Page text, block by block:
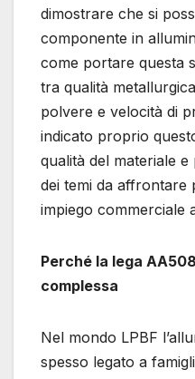
dimostrare che si
componente in
come portare questa
tra qualità
polvere e velocità di
indicato proprio
qualità del materiale
dei temi da affrontare
impiego commerciale
Perché la lega
complessa
Nel mondo LPBF
spesso legato a